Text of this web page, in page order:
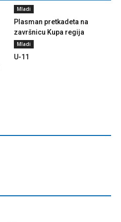
Mladi
Plasman pretkadeta na
završnicu Kupa regija
Mladi
U-11